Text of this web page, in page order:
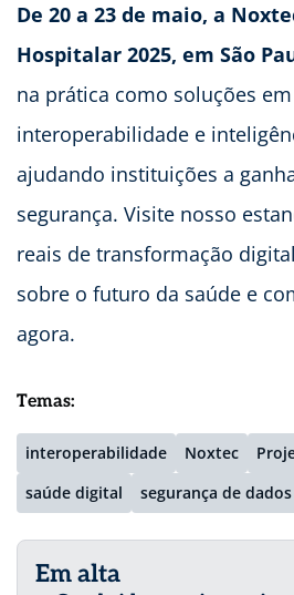
De 20 a 23 de maio, a
Hospitalar 2025, em São
na prática como soluções
interoperabilidade e
ajudando instituições a
segurança. Visite nosso
reais de transformação
sobre o futuro da saúde e
agora.
Temas:
interoperabilidade Noxtec
saúde digital
segurança de dados
Em alta